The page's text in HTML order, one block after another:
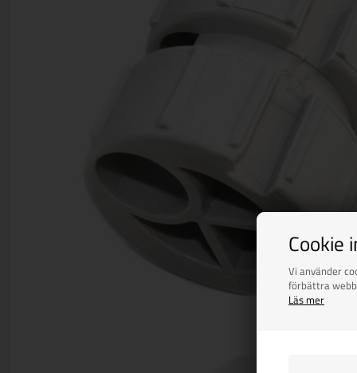
Cookie
Vi använder
förbättra
Läs mer